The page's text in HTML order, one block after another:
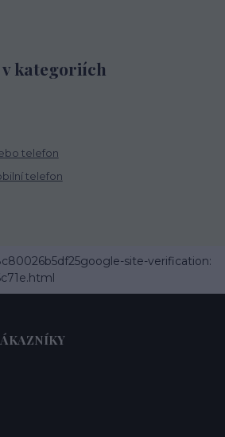
v kategoriích
telefon
telefon
site-verification: